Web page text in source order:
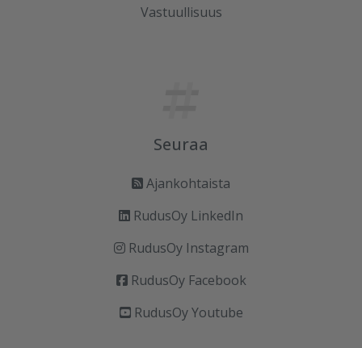
Vastuullisuus
Seuraa
Ajankohtaista
RudusOy LinkedIn
RudusOy Instagram
RudusOy Facebook
RudusOy Youtube